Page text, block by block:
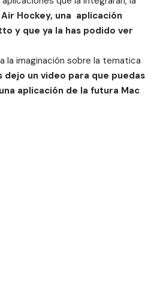
Air Hockey, una aplicación
y que ya la has podido ver
la imaginación sobre la tematica
dejo un video para que puedas
aplicación de la futura Mac